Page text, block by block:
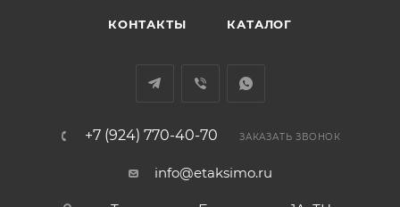
КОНТАКТЫ КАТАЛОГ
+7 (924) 770-40-70 ЗАКАЗАТЬ ЗВОНОК
info@etaksimo.ru